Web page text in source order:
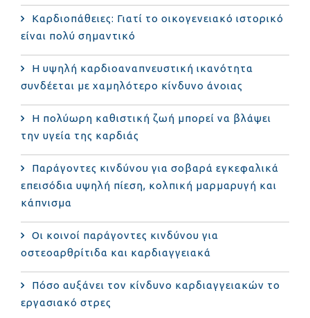
Καρδιοπάθειες: Γιατί το οικογενειακό ιστορικό
είναι πολύ σημαντικό
Η υψηλή καρδιοαναπνευστική ικανότητα
συνδέεται με χαμηλότερο κίνδυνο άνοιας
Η πολύωρη καθιστική ζωή μπορεί να βλάψει
την υγεία της καρδιάς
Παράγοντες κινδύνου για σοβαρά εγκεφαλικά
επεισόδια υψηλή πίεση, κολπική μαρμαρυγή και
κάπνισμα
Οι κοινοί παράγοντες κινδύνου για
οστεοαρθρίτιδα και καρδιαγγειακά
Πόσο αυξάνει τον κίνδυνο καρδιαγγειακών το
εργασιακό στρες